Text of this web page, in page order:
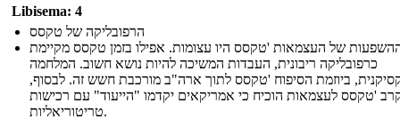
Libisema: 4
הרפובליקה של טקסס
של העצמאות 'טקסס היו עצומות. אפילו בזמן טקסס מקיימת
כרפובליקה ריבונית, העבדות המשיכה להיות נושא חשוב. המלחמה
ביוזמת הסיפוח 'טקסס לתוך ארה"ב מורכבת חשש זה. לבסוף,
'טקסס לעצמאות הוכיח כי אמריקאים יקדמו "הייעוד" עם רכישות
טריטוריאליות.